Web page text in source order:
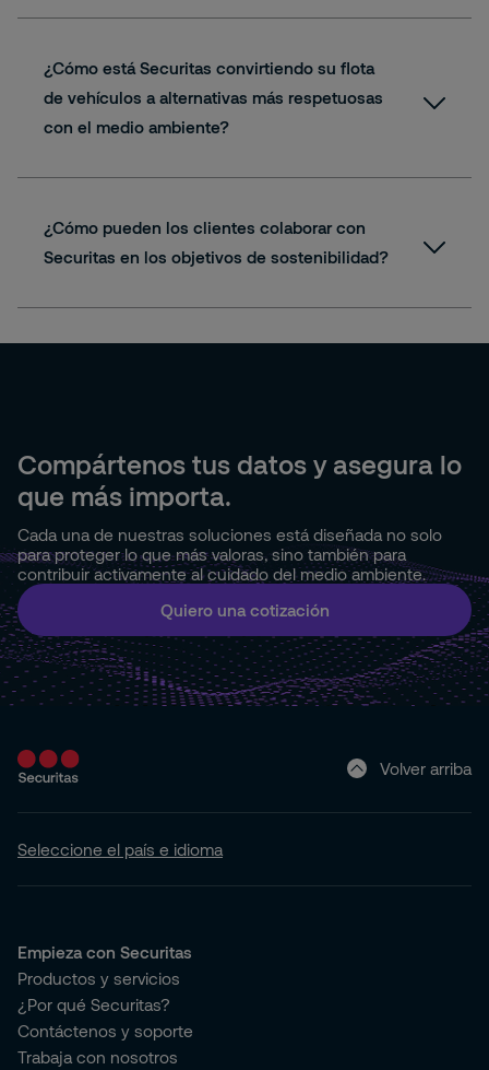
¿Cómo está Securitas convirtiendo su flota
de vehículos a alternativas más respetuosas
con el medio ambiente?
¿Cómo pueden los clientes colaborar con
Securitas en los objetivos de sostenibilidad?
Compártenos tus datos y asegura lo
que más importa.
Cada una de nuestras soluciones está diseñada no solo
para proteger lo que más valoras, sino también para
contribuir activamente al cuidado del medio ambiente.
Quiero una cotización
Volver arriba
Seleccione el país e idioma
Empieza con Securitas
Productos y servicios
¿Por qué Securitas?
Contáctenos y soporte
Trabaja con nosotros